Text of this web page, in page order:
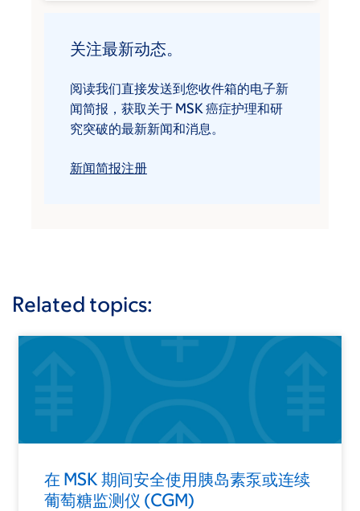
关注最新动态。
阅读我们直接发送到您收件箱的电子新
闻简报，获取关于 MSK 癌症护理和研
究突破的最新新闻和消息。
新闻简报注册
Related topics:
在 MSK 期间安全使用胰岛素泵或连续
葡萄糖监测仪 (CGM)